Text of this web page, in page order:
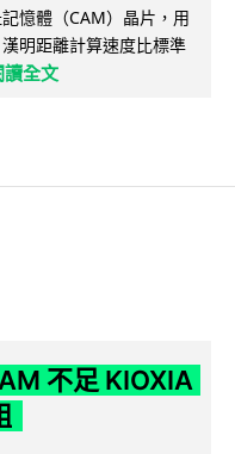
憶體（CAM）晶片，用
明距離計算速度比標準
讀全文
不足 KIOXIA